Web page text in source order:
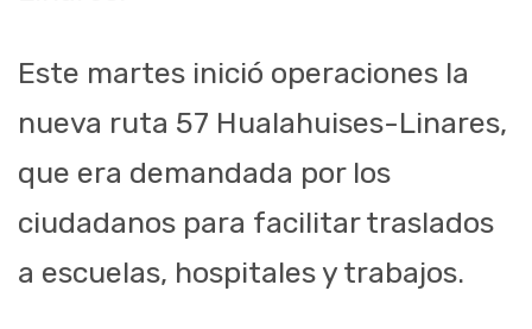
Este martes inició operaciones la
nueva ruta 57 Hualahuises-Linares,
que era demandada por los
ciudadanos para facilitartraslados
a escuelas, hospitales y trabajos.